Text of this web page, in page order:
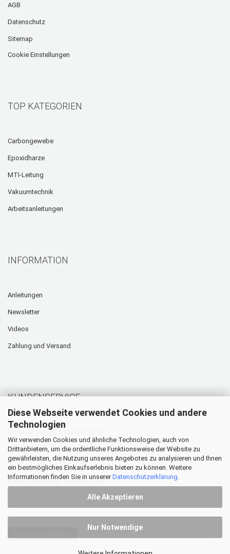
Diese Webseite verwendet Cookies und andere
Technologien
Wir verwenden Cookies und ähnliche Technologien, auch von
Drittanbietern, um die ordentliche Funktionsweise der Website zu
gewährleisten, die Nutzung unseres Angebotes zu analysieren und Ihnen
ein bestmögliches Einkaufserlebnis bieten zu können. Weitere
Informationen finden Sie in unsererDatenschutzerklärung
Alle Akzeptieren
Nur Notwendige
AGB
Datenschutz
Sitemap
Cookie Einstellungen
TOP KATEGORIEN
Carbongewebe
Epoxidharze
MTI-Leitung
Vakuumtechnik
Arbeitsanleitungen
INFORMATION
Anleitungen
Newsletter
Videos
Zahlung und Versand
KUNDENSERVICE
Hotline: +49 (0) 5905 945 98 70
Mo. - Do. von 07:30 - 16:00 Uhr
Fr. von 07:30 - 12:30 Uhr
E-Mail:info@hp-textiles.com